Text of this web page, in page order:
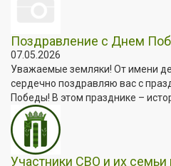
Поздравление с Днем
07.05.2026
Уважаемые земляки! От имени
сердечно поздравляю вас с
Победы! В этом празднике –
Участники СВО и их семьи